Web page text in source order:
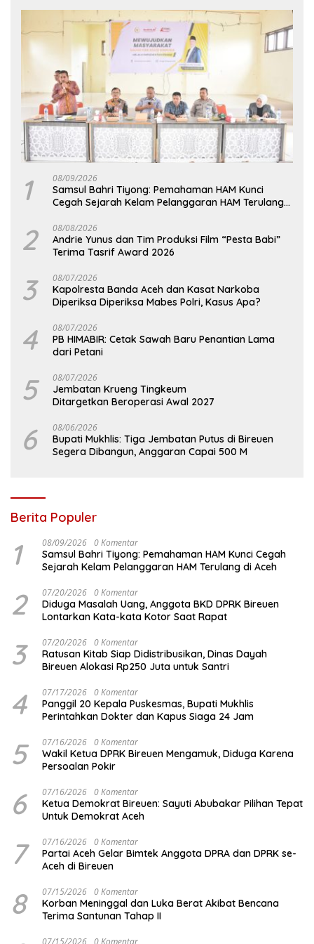
1 08/09/2026
Samsul Bahri Tiyong: Pemahaman HAM Kunci
Cegah Sejarah Kelam Pelanggaran HAM Terulang
2 08/08/2026
Andrie Yunus dan Tim Produksi Film “Pesta Babi”
Terima Tasrif Award 2026
3 08/07/2026
Kapolresta Banda Aceh dan Kasat Narkoba
Diperiksa Diperiksa Mabes Polri, Kasus Apa?
4 08/07/2026
PB HIMABIR: Cetak Sawah Baru Penantian Lama
dari Petani
5 08/07/2026
Jembatan Krueng Tingkeum
Ditargetkan Beroperasi Awal 2027
6 08/06/2026
Bupati Mukhlis: Tiga Jembatan Putus di Bireuen
Segera Dibangun, Anggaran Capai 500 M
Berita Populer
1 08/09/2026 0 Komentar
Samsul Bahri Tiyong: Pemahaman HAM Kunci Cegah
Sejarah Kelam Pelanggaran HAM Terulang di Aceh
2 07/20/2026 0 Komentar
Diduga Masalah Uang, Anggota BKD DPRK Bireuen
Lontarkan Kata-kata Kotor Saat Rapat
3 07/20/2026 0 Komentar
Ratusan Kitab Siap Didistribusikan, Dinas Dayah
Bireuen Alokasi Rp250 Juta untuk Santri
4 07/17/2026 0 Komentar
Panggil 20 Kepala Puskesmas, Bupati Mukhlis
Perintahkan Dokter dan Kapus Siaga 24 Jam
5 07/16/2026 0 Komentar
Wakil Ketua DPRK Bireuen Mengamuk, Diduga Karena
Persoalan Pokir
6 07/16/2026 0 Komentar
Ketua Demokrat Bireuen: Sayuti Abubakar Pilihan Tepat
Untuk Demokrat Aceh
7 07/16/2026 0 Komentar
Partai Aceh Gelar Bimtek Anggota DPRA dan DPRK se-
Aceh di Bireuen
8 07/15/2026 0 Komentar
Korban Meninggal dan Luka Berat Akibat Bencana
Terima Santunan Tahap II